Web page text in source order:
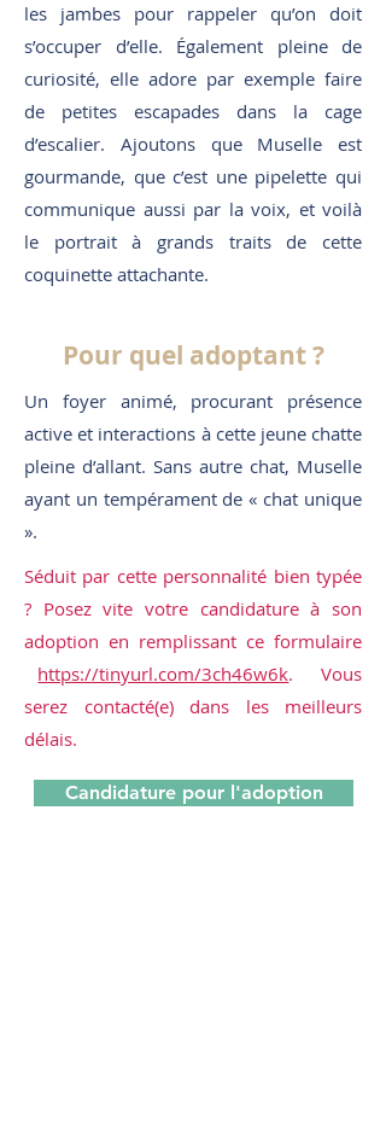
les jambes pour rappeler qu’on doit
s’occuper d’elle. Également pleine de
curiosité, elle adore par exemple faire
de petites escapades dans la cage
d’escalier. Ajoutons que Muselle est
gourmande, que c’est une pipelette qui
communique aussi par la voix, et voilà
le portrait à grands traits de cette
coquinette attachante.
Pour quel adoptant ?
Un foyer animé, procurant présence
active et interactions à cette jeune chatte
pleine d’allant. Sans autre chat, Muselle
ayant un tempérament de « chat unique
».
Séduit par cette personnalité bien typée
? Posez vite votre candidature à son
adoption en remplissant ce formulaire
https://tinyurl.com/3ch46w6k. Vous
serez contacté(e) dans les meilleurs
délais.
Candidature pour l'adoption